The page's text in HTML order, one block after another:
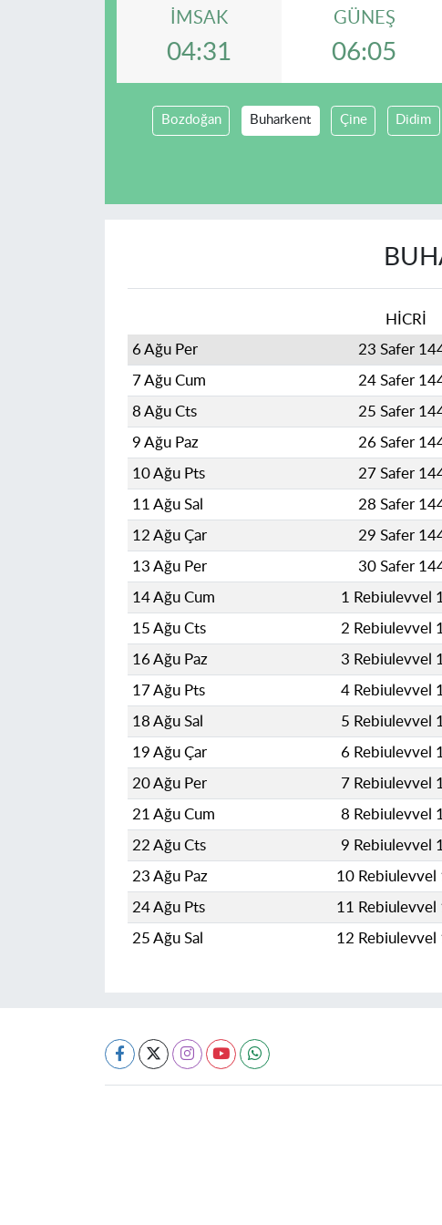
İMSAK
04:31
GÜNEŞ
06:05
Bozdoğan Buharkent Çine Didim
HİCRİ
6 Ağu Per
23 Safer
7 Ağu Cum
24 Safer
8 Ağu Cts
25 Safer
9 Ağu Paz
26 Safer
10 Ağu Pts
27 Safer
11 Ağu Sal
28 Safer
12 Ağu Çar
29 Safer
13 Ağu Per
30 Safer
14 Ağu Cum
1 Rebiulevvel
15 Ağu Cts
2 Rebiulevvel
16 Ağu Paz
3 Rebiulevvel
17 Ağu Pts
4 Rebiulevvel
18 Ağu Sal
5 Rebiulevvel
19 Ağu Çar
6 Rebiulevvel
20 Ağu Per
7 Rebiulevvel
21 Ağu Cum
8 Rebiulevvel
22 Ağu Cts
9 Rebiulevvel
23 Ağu Paz
10 Rebiulevvel
24 Ağu Pts
11 Rebiulevvel
25 Ağu Sal
12 Rebiulevvel